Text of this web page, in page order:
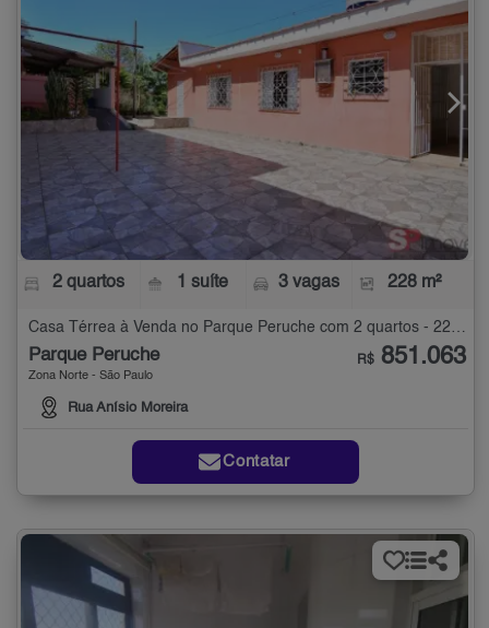
2 quartos 1 suíte 3 vagas 228 m²
Parque Peruche
Zona Norte - São Paulo
Rua Anísio Moreira
R$ 851.063
Contatar